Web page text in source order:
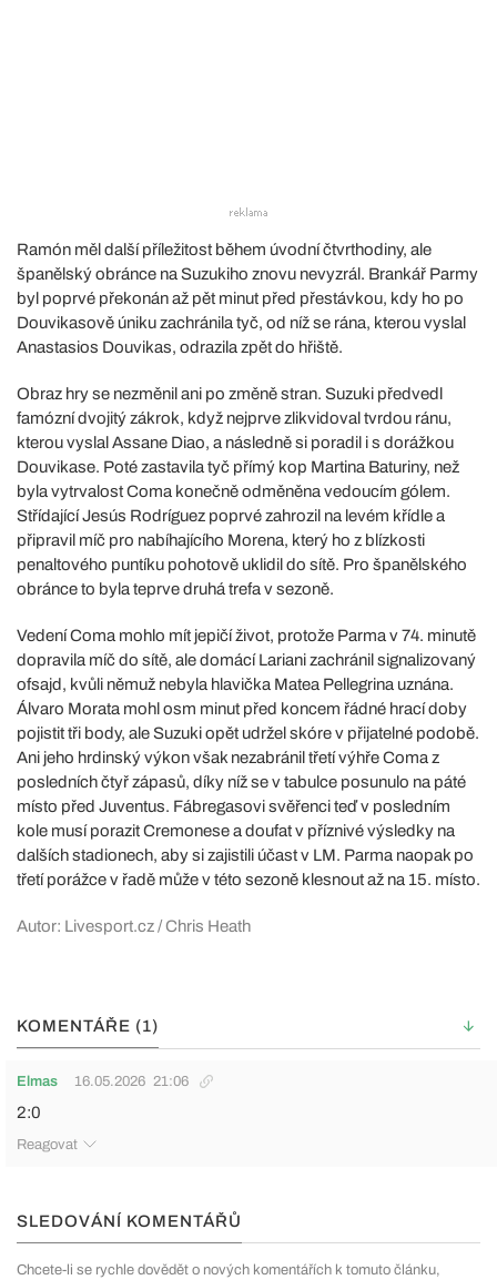
Ramón měl další příležitost během úvodní čtvrthodiny, ale
španělský obránce na Suzukiho znovu nevyzrál. Brankář Parmy
byl poprvé překonán až pět minut před přestávkou, kdy ho po
Douvikasově úniku zachránila tyč, od níž se rána, kterou vyslal
Anastasios Douvikas, odrazila zpět do hřiště.
Obraz hry se nezměnil ani po změně stran. Suzuki předvedl
famózní dvojitý zákrok, když nejprve zlikvidoval tvrdou ránu,
kterou vyslal Assane Diao, a následně si poradil i s dorážkou
Douvikase. Poté zastavila tyč přímý kop Martina Baturiny, než
byla vytrvalost Coma konečně odměněna vedoucím gólem.
Střídající Jesús Rodríguez poprvé zahrozil na levém křídle a
připravil míč pro nabíhajícího Morena, který ho z blízkosti
penaltového puntíku pohotově uklidil do sítě. Pro španělského
obránce to byla teprve druhá trefa v sezoně.
Vedení Coma mohlo mít jepičí život, protože Parma v 74. minutě
dopravila míč do sítě, ale domácí Lariani zachránil signalizovaný
ofsajd, kvůli němuž nebyla hlavička Matea Pellegrina uznána.
Álvaro Morata mohl osm minut před koncem řádné hrací doby
pojistit tři body, ale Suzuki opět udržel skóre v přijatelné podobě.
Ani jeho hrdinský výkon však nezabránil třetí výhře Coma z
posledních čtyř zápasů, díky níž se v tabulce posunulo na páté
místo před Juventus. Fábregasovi svěřenci teď v posledním
kole musí porazit Cremonese a doufat v příznivé výsledky na
dalších stadionech, aby si zajistili účast v LM. Parma naopak po
třetí porážce v řadě může v této sezoně klesnout až na 15. místo.
Autor: Livesport.cz / Chris Heath
KOMENTÁŘE (1)
Elmas 16.05.2026 21:06
2:0
Reagovat
SLEDOVÁNÍ KOMENTÁŘŮ
Chcete-li se rychle dovědět o nových komentářích k tomuto článku,